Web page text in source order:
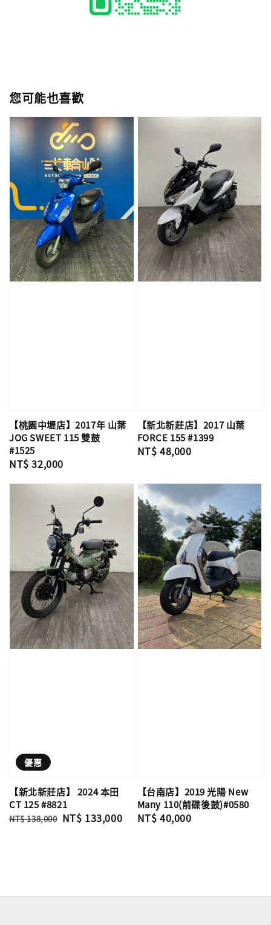
您可能也喜歡
【桃園中壢店】2017年 山葉
JOG SWEET 115 雙鼓
#1525
Regular
NT$ 32,000
【新北新莊店】2017 山葉
FORCE 155 #1399
Regular
NT$ 48,000
優惠
【新北新莊店】 2024 本田
CT 125 #8821
Regular
NT$ 138,000 Sale
NT$ 133,000
【台南店】2019 光陽 New
Many 110(前碟後鼓)#0580
Regular
NT$ 40,000